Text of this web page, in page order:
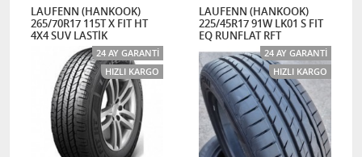
LAUFENN (HANKOOK)
265/70R17 115T X FIT HT
4X4 SUV LASTİK
24 AY GARANTI
HIZLI KARGO
LAUFENN (HANKOOK)
225/45R17 91W LK01 S FIT
EQ RUNFLAT RFT
24 AY GARANTI
HIZLI KARGO